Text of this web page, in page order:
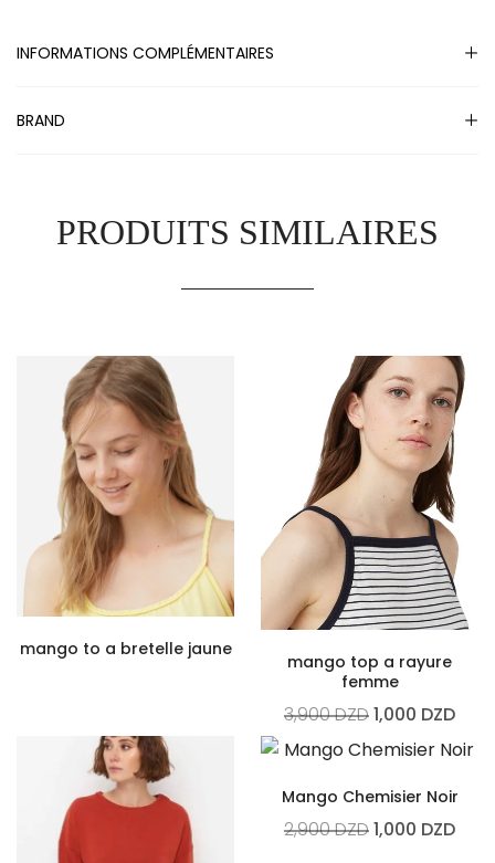
INFORMATIONS COMPLÉMENTAIRES
BRAND
PRODUITS SIMILAIRES
mango to a bretelle jaune
mango top a rayure
femme
3,900DZD1,000 DZD
Mango Chemisier Noir
2,900DZD1,000 DZD